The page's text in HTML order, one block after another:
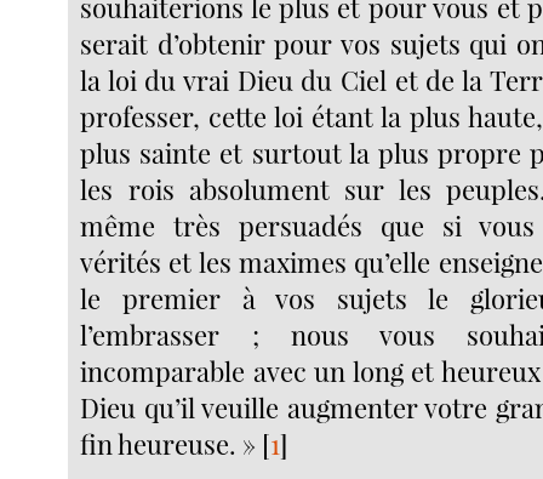
serait d’obtenir pour vos sujets qui
la loi du vrai Dieu du Ciel et de la
professer, cette loi étant la plus
plus sainte et surtout la plus propre
les rois absolument sur les
même très persuadés que si vous
vérités et les maximes qu’elle
le premier à vos sujets le
l’embrasser ; nous vous
incomparable avec un long et
Dieu qu’il veuille augmenter votre
fin heureuse. » [1]